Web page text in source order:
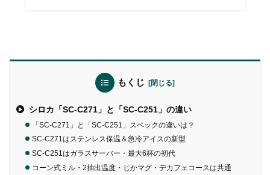
もくじ
シロカ「SC-C271」と「SC-C251」の違い
「SC-C271」と「SC-C251」スペックの違いは？
SC-C271はステンレス保温＆急冷アイスの新型
SC-C251はガラスサーバー・最大6杯の初代
コーン式ミル・2抽出温度・じかマグ・デカフェコースは共通